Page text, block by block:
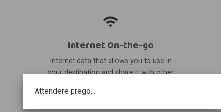
Attendere prego...
Internet On-the-go
Internet data that allows you to use in
your destination and share it with other